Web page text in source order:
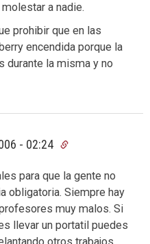
a nadie.
prohibir que en las
encendida porque la
durante la misma y no
- 02:24
para que la gente no
obligatoria. Siempre hay
muy malos. Si
llevar un portatil puedes